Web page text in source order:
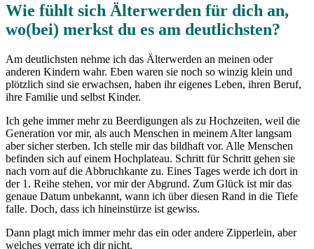
Wie fühlt sich Älterwerden für dich an,
wo(bei) merkst du es am deutlichsten?
Am deutlichsten nehme ich das Älterwerden an meinen oder
anderen Kindern wahr. Eben waren sie noch so winzig klein und
plötzlich sind sie erwachsen, haben ihr eigenes Leben, ihren Beruf,
ihre Familie und selbst Kinder.
Ich gehe immer mehr zu Beerdigungen als zu Hochzeiten, weil die
Generation vor mir, als auch Menschen in meinem Alter langsam
aber sicher sterben. Ich stelle mir das bildhaft vor. Alle Menschen
befinden sich auf einem Hochplateau. Schritt für Schritt gehen sie
nach vorn auf die Abbruchkante zu. Eines Tages werde ich dort in
der 1. Reihe stehen, vor mir der Abgrund. Zum Glück ist mir das
genaue Datum unbekannt, wann ich über diesen Rand in die Tiefe
falle. Doch, dass ich hineinstürze ist gewiss.
Dann plagt mich immer mehr das ein oder andere Zipperlein, aber
welches verrate ich dir nicht.